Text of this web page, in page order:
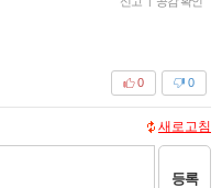
0
0
새로고침
등록